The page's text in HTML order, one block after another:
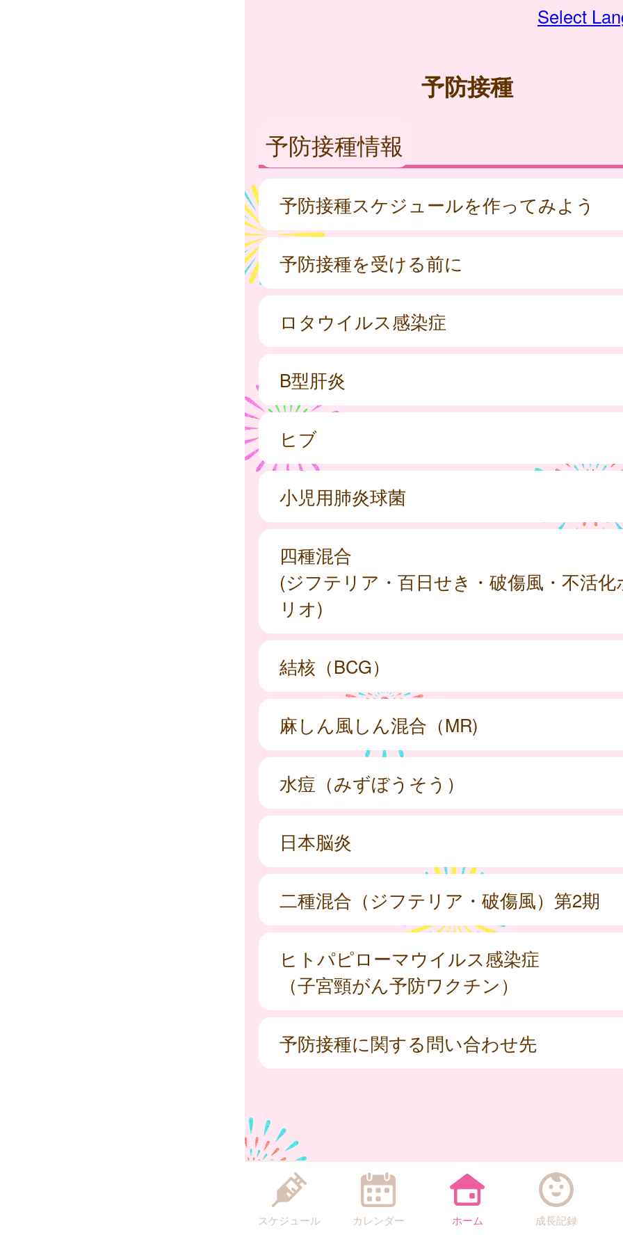
Select
予防接種
予防接種情報
予防接種スケジュールを作ってみよう
予防接種を受ける前に
ロタウイルス感染症
B型肝炎
ヒブ
小児用肺炎球菌
四種混合
(ジフテリア・百日せき・破傷風・不活化
リオ)
結核（BCG）
麻しん風しん混合（MR)
水痘（みずぼうそう）
日本脳炎
二種混合（ジフテリア・破傷風）第2期
ヒトパピローマウイルス感染症
（子宮頸がん予防ワクチン）
予防接種に関する問い合わせ先
スケジュール カレンダー ホーム 成長記録